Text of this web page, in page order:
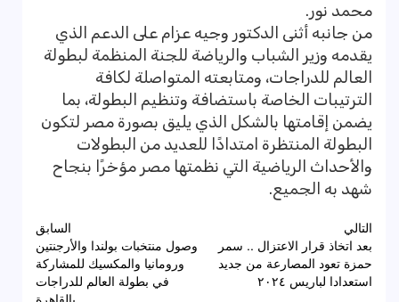
محمد نور.
من جانبه أثنى الدكتور وجيه عزام على الدعم الذي
يقدمه وزير الشباب والرياضة للجنة المنظمة لبطولة
العالم للدراجات، ومتابعته المتواصلة لكافة
الترتيبات الخاصة باستضافة وتنظيم البطولة، بما
يضمن إقامتها بالشكل الذي يليق بصورة مصر لتكون
البطولة المنتظرة امتدادًا للعديد من البطولات
والأحداث الرياضية التي نظمتها مصر مؤخرًا بنجاح
شهد به الجميع.
تصفّح
المقالات
السابق
وصول منتخبات بولندا والأرجنتين
ورومانيا والمكسيك للمشاركة
في بطولة العالم للدراجات
التالي
بعد اتخاذ قرار الاعتزال .. سمر
حمزة تعود المصارعة من جديد
استعدادا لباريس ٢٠٢٤